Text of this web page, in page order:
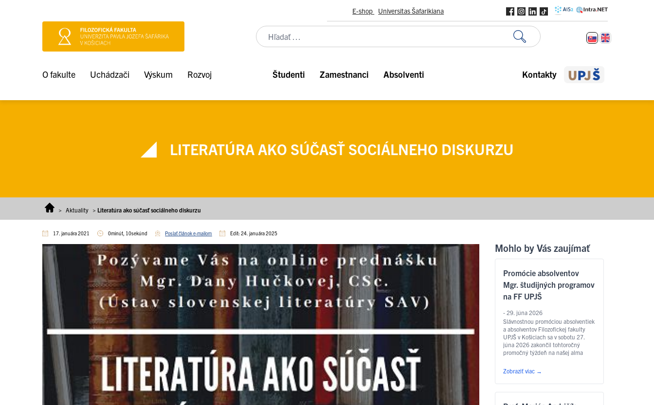
E-shop Universitas Šafarikiana
O fakulte Uchádzači Výskum Rozvoj Študenti Zamestnanci Absolventi Kontakty
LITERATÚRA AKO SÚČASŤ SOCIÁLNEHO DISKURZU
> Aktuality > Literatúra ako súčasť sociálneho diskurzu
17. januára 2021 0minút, 10sekúnd Poslať článok e-mailom Edit: 24. januára 2025
Mohlo by Vás zaujímať
Promócie absolventov
Mgr. študijných programov
na FF UPJŠ
- 29. júna 2026
Slávnostnou promóciou absolventiek
a absolventov Filozofickej fakulty
UPJŠ v Košiciach sa v sobotu 27.
júna 2026 zakončil tohtoročný
promočný týždeň na našej alma
Aule Lekárskej fakulty UPJŠ na Tr.
SNP – o 9.00 hod. sa uskutočnili
promócie absolventov študijných
programov anglický jazyk pre
Zobraziť viac →